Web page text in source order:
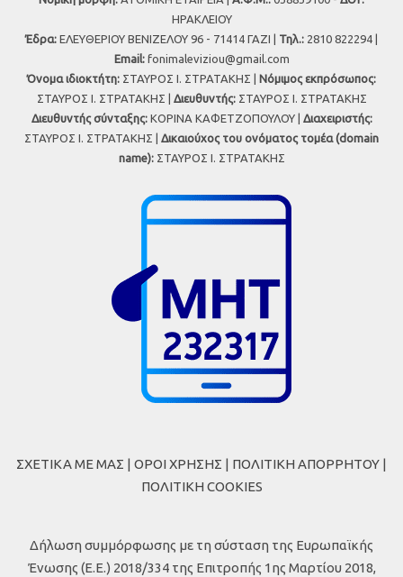
ΗΡΑΚΛΕΙΟΥ
Έδρα: ΕΛΕΥΘΕΡΙΟΥ ΒΕΝΙΖΕΛΟΥ 96 - 71414 ΓΑΖΙ | Τηλ.: 2810 822294 |
Εmail: fonimaleviziou@gmail.com
Όνομα ιδιοκτήτη: ΣΤΑΥΡΟΣ Ι. ΣΤΡΑΤΑΚΗΣ | Νόμιμος εκπρόσωπος:
ΣΤΑΥΡΟΣ Ι. ΣΤΡΑΤΑΚΗΣ | Διευθυντής:ΣΤΑΥΡΟΣ Ι. ΣΤΡΑΤΑΚΗΣ
Διευθυντής σύνταξης:ΚΟΡΙΝΑ ΚΑΦΕΤΖΟΠΟΥΛΟΥ | Διαχειριστής:
ΣΤΑΥΡΟΣ Ι. ΣΤΡΑΤΑΚΗΣ | Δικαιούχος του ονόματος τομέα (domain
name):ΣΤΑΥΡΟΣ Ι. ΣΤΡΑΤΑΚΗΣ
ΣΧΕΤΙΚΑ ΜΕ ΜΑΣ | ΟΡΟΙ ΧΡΗΣΗΣ | ΠΟΛΙΤΙΚΗ ΑΠΟΡΡΗΤΟΥ |
ΠΟΛΙΤΙΚΗ COOKIES
Δήλωση συμμόρφωσης με τη σύσταση της Ευρωπαϊκής
Ένωσης (Ε.Ε.) 2018/334 της Επιτροπής 1ης Μαρτίου 2018,